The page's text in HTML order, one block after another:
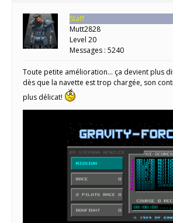
Staff
Mutt2828
Level 20
Messages : 5240
Toute petite amélioration… ça devient plus
dès que la navette est trop chargée, son
plus délicat!